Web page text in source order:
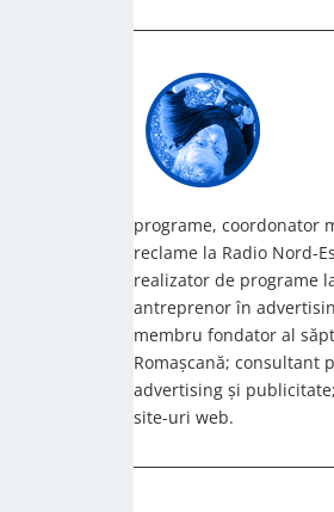
programe, coordonator
reclame la Radio Nord-
realizator de programe
antreprenor în
membru fondator al
Romașcană; consultant
advertising și
site-uri web.